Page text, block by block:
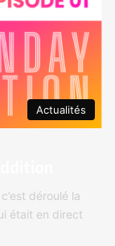
Actualités
déroulé la
était en direct